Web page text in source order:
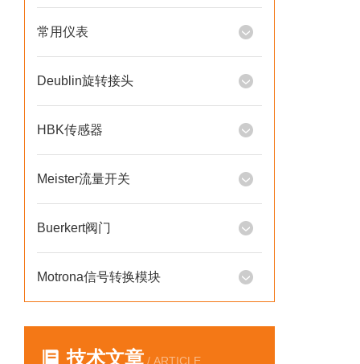
常用仪表
Deublin旋转接头
HBK传感器
Meister流量开关
Buerkert阀门
Motrona信号转换模块
技术文章 / ARTICLE